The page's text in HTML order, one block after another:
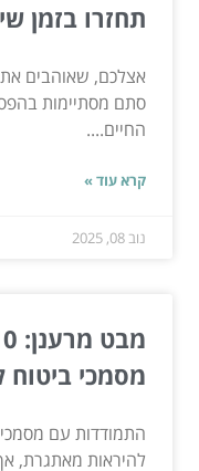
תחזרו בזמן
אצלכם, שאוהבים
סתם מסתיימות
החיים....
קרא עוד »
נוב 08, 2025
מסמכי ביטוח
התמודדות עם מסמכי
להיראות מאתגרת,